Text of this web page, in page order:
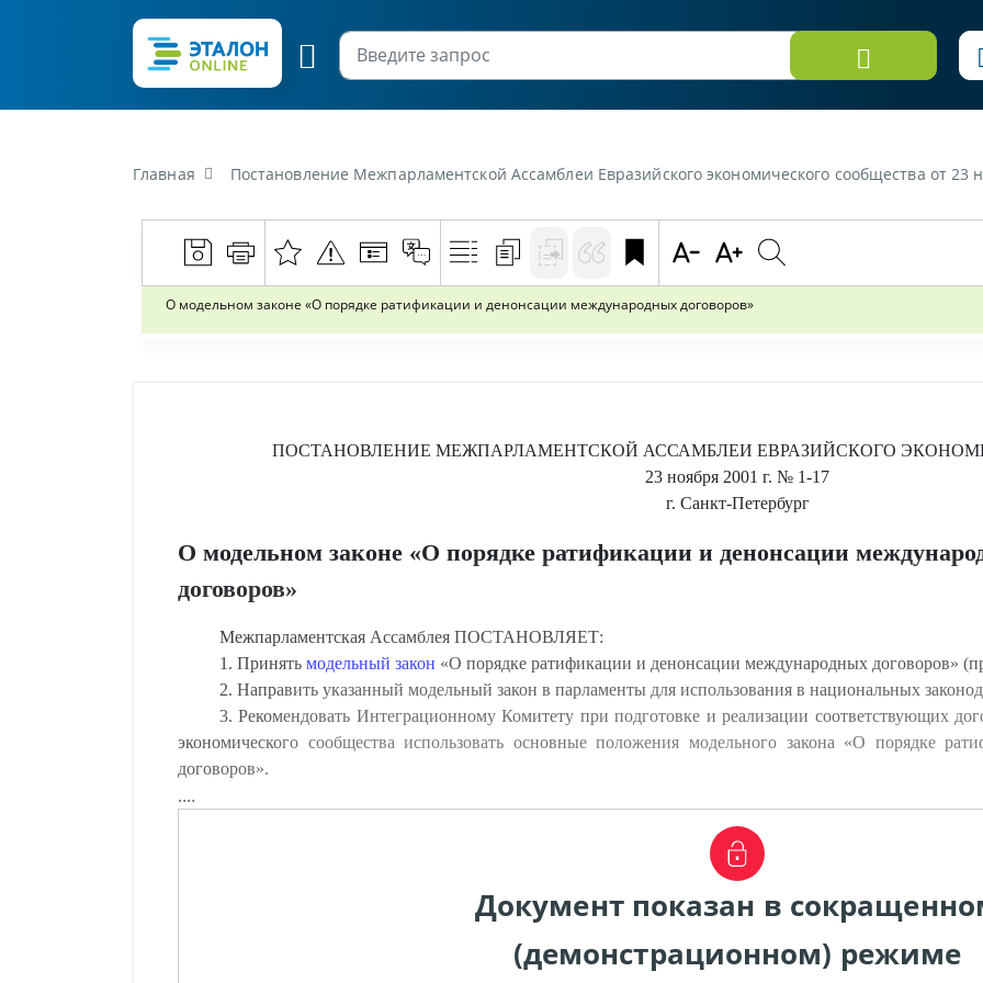
Главная Постановление Межпарламентской Ассамблеи Евразийского экономического сообщества от 23 ноября 2001 г. №1-17 «О модельном законе
О модельном законе «О порядке ратификации и денонсации международных договоров»
ПОСТАНОВЛЕНИЕ МЕЖПАРЛАМЕНТСКОЙ АССАМБЛЕИ ЕВРАЗИЙСКОГО
23 ноября 2001 г. № 1-17
г. Санкт-Петербург
О модельном законе «О порядке ратификации и денонсации
договоров»
Межпарламентская Ассамблея ПОСТАНОВЛЯЕТ:
1. Принять модельный закон «О порядке ратификации и денонсации международных договоров»
2. Направить указанный модельный закон в парламенты для использования в национальных
3. Рекомендовать Интеграционному Комитету при подготовке и реализации соответствующих
экономического сообщества использовать основные положения модельного закона «О порядке
договоров».
....
Документ показан в
(демонстрационном) режиме